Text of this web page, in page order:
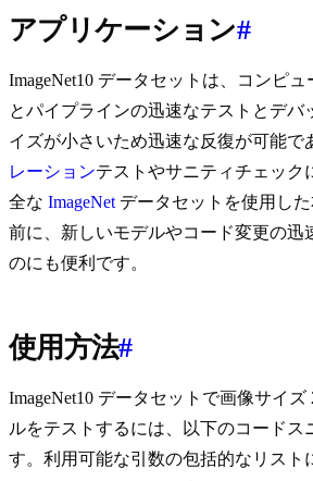
アプリケーション#
ImageNet10 データセットは、コンピ
とパイプラインの迅速なテストとデバ
イズが小さいため迅速な反復が可能で
レーションテストやサニティチェック
全な ImageNet データセットを使用し
前に、新しいモデルやコード変更の迅
のにも便利です。
使用方法#
ImageNet10 データセットで画像サイズ
ルをテストするには、以下のコードス
す。利用可能な引数の包括的なリスト